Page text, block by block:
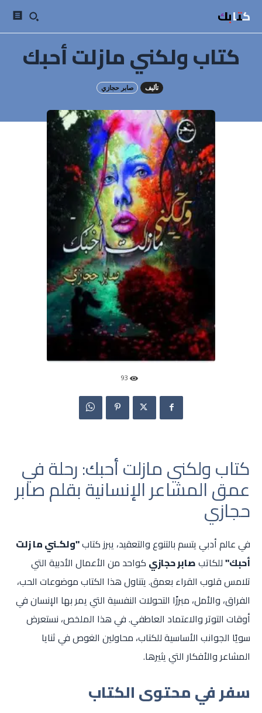
كتابك
كتاب ولكني مازلت أحبك
تأليف صابر حجازي
93
كتاب ولكني مازلت أحبك: رحلة في
عمق المشاعر الإنسانية بقلم صابر
حجازي
في عالم أدبي يتسم بالتنوع والتعقيد، يبرز كتاب"ولكـني ما زلت
أحبك"للكاتبصابر حجازي كواحد من الأعمال الأدبية التي
تلامس قلوب القراء بعمق. يتناول هذا الكتاب موضوعات الحب،
الفراق، والأمل، مبرزًا التحولات النفسية التي يمر بها الإنسان في
أوقات التوتر والاعتماد العاطفي. في هذا الملخص، نستعرض
سويًا الجوانب الأساسية للكتاب، محاولين الغوص في ثنايا
المشاعر والأفكار التي يثيرها.
سفر في محتوى الكتاب